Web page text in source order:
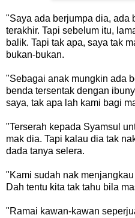
"Saya ada berjumpa dia, ada
terakhir. Tapi sebelum itu,
balik. Tapi tak apa, saya tak
bukan-bukan.
"Sebagai anak mungkin ada
benda tersentak dengan
saya, tak apa lah kami bagi
"Terserah kepada Syamsul
mak dia. Tapi kalau dia tak
dada tanya selera.
"Kami sudah nak
Dah tentu kita tak tahu bila
"Ramai kawan-kawan